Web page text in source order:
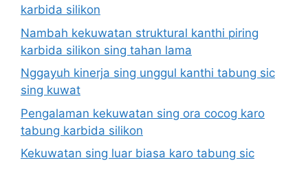
karbida silikon
Nambah kekuwatan struktural kanthi piring
karbida silikon sing tahan lama
Nggayuh kinerja sing unggul kanthi tabung sic
sing kuwat
Pengalaman kekuwatan sing ora cocog karo
tabung karbida silikon
Kekuwatan sing luar biasa karo tabung sic